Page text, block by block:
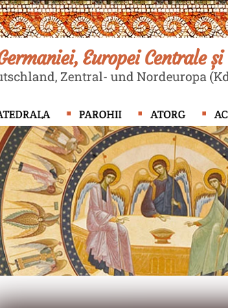
Europei Centrale și
Zentral- und Nordeuropa
PAROHII ATORG